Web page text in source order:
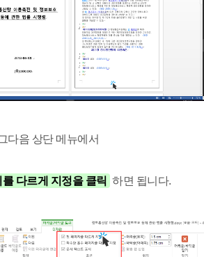
다음 상단 메뉴에서
다르게 지정을 클릭 하면 됩니다.